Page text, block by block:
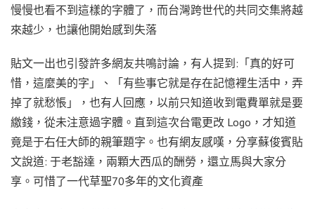
慢慢也看不到這樣的字體了，而台灣跨世代的共同交集將越
來越少，也讓他開始感到失落
貼文一出也引發許多網友共鳴討論，有人提到:「真的好可
惜，這麼美的字」、「有些事它就是存在記憶裡生活中，弄
掉了就愁悵」，也有人回應，以前只知道收到電費單就是要
繳錢，從未注意過字體。直到這次台電更改 Logo，才知道
竟是于右任大師的親筆題字。也有網友感嘆，分享蘇俊賓貼
文說道: 于老豁達，兩顆大西瓜的酬勞，還立馬與大家分
享。可惜了一代草聖70多年的文化資產